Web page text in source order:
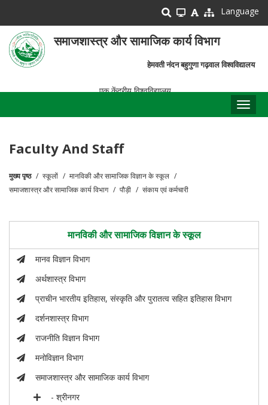
main
content
Language
समाजशास्त्र और सामाजिक कार्य विभाग
हेमवती नंदन बहुगुणा गढ़वाल विश्वविद्यालय
एक केंद्रीय विश्वविद्यालय
Faculty And Staff
पग
मुख्य पृष्ठ स्कूलों
मानविकी और सामाजिक विज्ञान के स्कूल
समाजशास्त्र और सामाजिक कार्य विभाग
पौड़ी संकाय एवं कर्मचारी
मानविकी और सामाजिक विज्ञान के स्कूल
मानव विज्ञान विभाग
अर्थशास्त्र विभाग
प्राचीन भारतीय इतिहास, संस्कृति और पुरातत्व सहित इतिहास विभाग
दर्शनशास्त्र विभाग
राजनीति विज्ञान विभाग
मनोविज्ञान विभाग
समाजशास्त्र और सामाजिक कार्य विभाग
- श्रीनगर